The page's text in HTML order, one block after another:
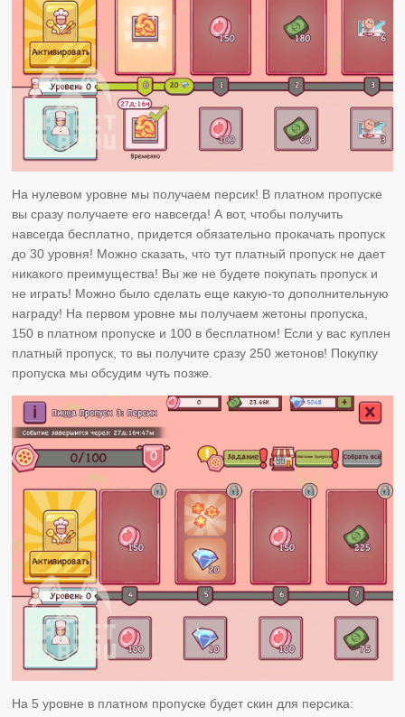
На нулевом уровне мы получаем персик! В платном пропуске
вы сразу получаете его навсегда! А вот, чтобы получить
навсегда бесплатно, придется обязательно прокачать пропуск
до 30 уровня! Можно сказать, что тут платный пропуск не дает
никакого преимущества! Вы же не будете покупать пропуск и
не играть! Можно было сделать еще какую-то дополнительную
награду! На первом уровне мы получаем жетоны пропуска,
150 в платном пропуске и 100 в бесплатном! Если у вас куплен
платный пропуск, то вы получите сразу 250 жетонов! Покупку
пропуска мы обсудим чуть позже.
На 5 уровне в платном пропуске будет скин для персика: